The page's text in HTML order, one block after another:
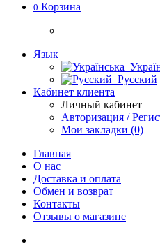
0 Корзина
Язык
Русский
Кабинет клиента
Личный кабинет
Авторизация /
Мои закладки (0)
Главная
О нас
Доставка и оплата
Обмен и возврат
Контакты
Отзывы о магазине